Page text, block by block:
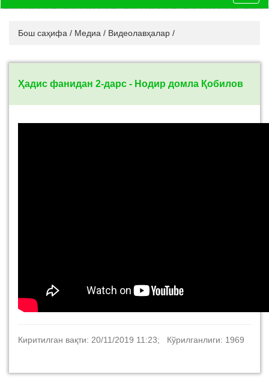
Бош саҳифа / Медиа / Видеолавҳалар /
Ҳадис фанидан 2-дарс - Нодир домла Қобилов
Киритилган вақти: 20/11/2019 11:23; Кўрилганлиги: 1969